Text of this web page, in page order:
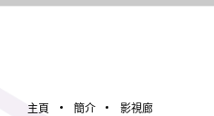
主頁 簡介 影視廊